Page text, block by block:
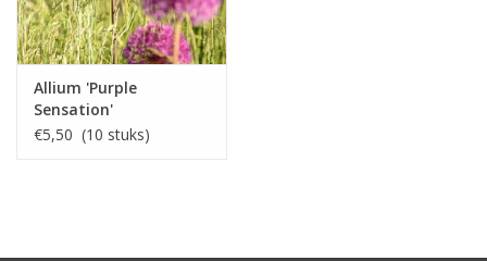
Allium 'Purple
Sensation'
€5,50 (10 stuks)